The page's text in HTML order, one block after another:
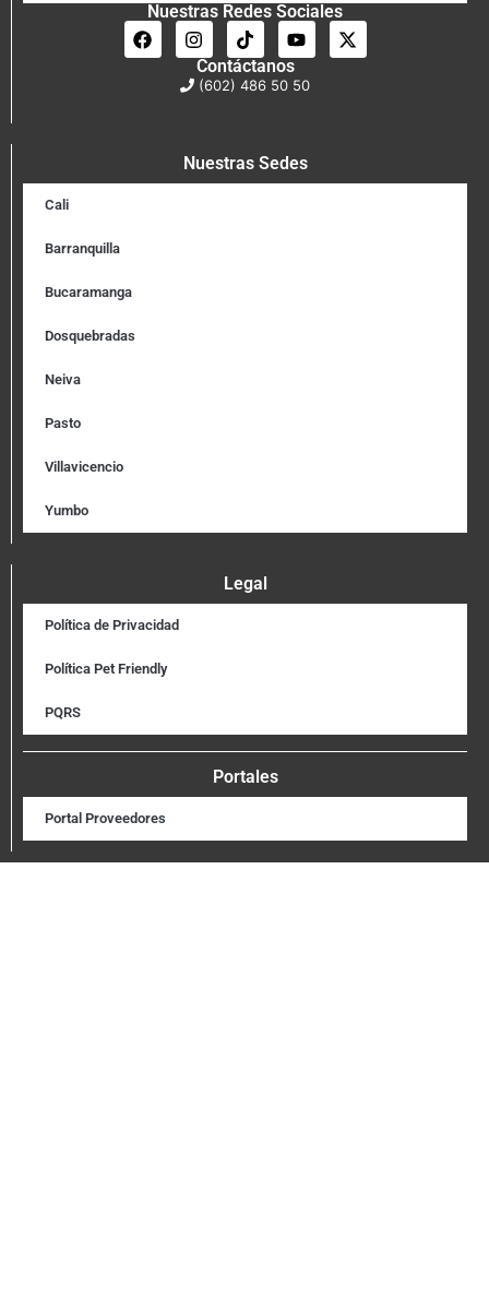
Nuestras Redes Sociales
Contáctanos
(602) 486 50 50
Nuestras Sedes
Cali
Barranquilla
Bucaramanga
Dosquebradas
Neiva
Pasto
Villavicencio
Yumbo
Legal
Política de Privacidad
Política Pet Friendly
PQRS
Portales
Portal Proveedores